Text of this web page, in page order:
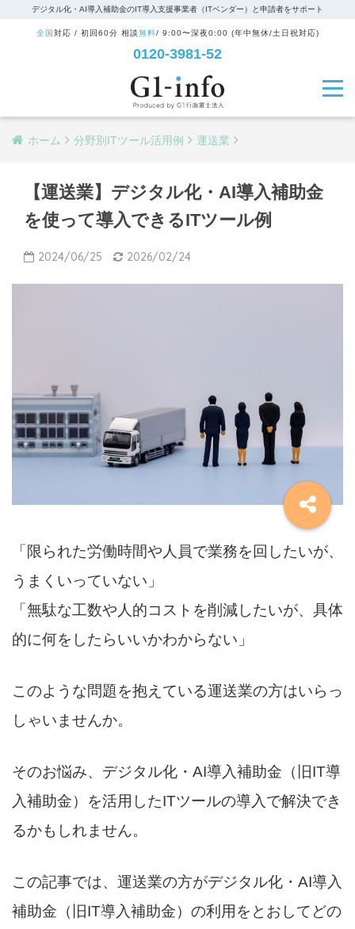
デジタル化・AI導入補助金のIT導入支援事業者（ITベンダー）と申請者をサポート
全国 対応 / 初回60分 相談無料/ 9:00〜深夜0:00 (年中無休/土日祝対応)
0120-3981-52
ホーム 分野別ITツール活用例 運送業
【運送業】デジタル化・AI導入補助金
を使って導入できるITツール例
2024/06/25 2026/02/24
「限られた労働時間や人員で業務を回したいが、
うまくいっていない」
「無駄な工数や人的コストを削減したいが、具体
的に何をしたらいいかわからない」
このような問題を抱えている運送業の方はいらっ
しゃいませんか。
そのお悩み、デジタル化・AI導入補助金（旧IT導
入補助金）を活用したITツールの導入で解決でき
るかもしれません。
この記事では、運送業の方がデジタル化・AI導入
補助金（旧IT導入補助金）の利用をとおしてどの